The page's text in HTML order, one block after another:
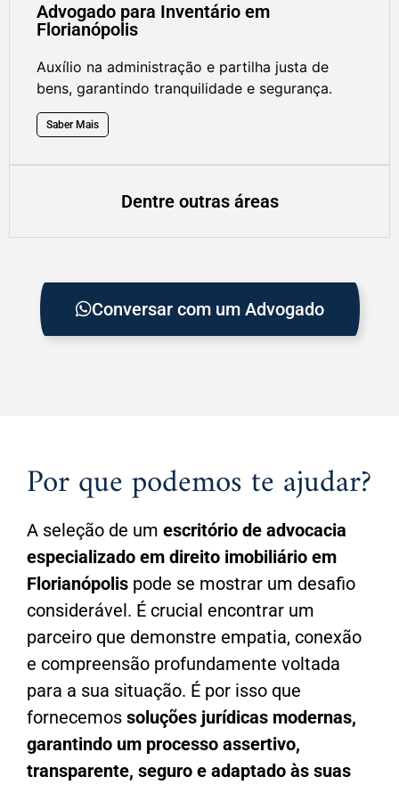
Advogado para Inventário em
Florianópolis
Auxílio na administração e partilha justa de
bens, garantindo tranquilidade e segurança.
Saber Mais
Dentre outras áreas
Conversar com um Advogado
Por que podemos te ajudar?
A seleção de um escritório de advocacia
especializado em direito imobiliário em
Florianópolis pode se mostrar um desafio
considerável. É crucial encontrar um
parceiro que demonstre empatia, conexão
e compreensão profundamente voltada
para a sua situação. É por isso que
fornecemos soluções jurídicas modernas,
garantindo um processo assertivo,
transparente, seguro e adaptado às suas